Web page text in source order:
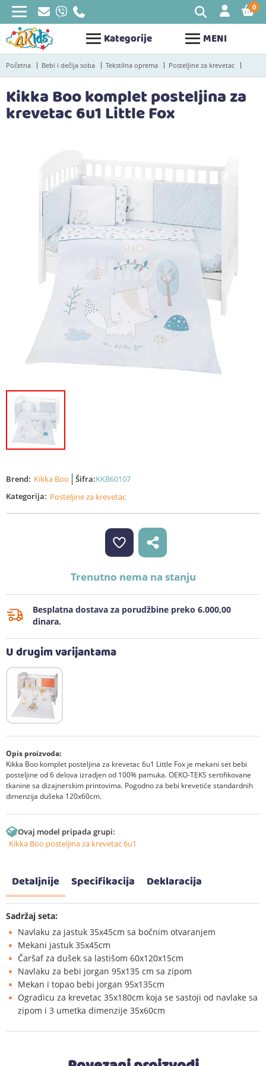
Kategorije MENI
0
Početna Bebi i dečija soba Tekstilna oprema Posteljine za krevetac
Kikka Boo komplet posteljina za
krevetac 6u1 Little Fox
Brend: Kikka Boo Šifra:KKB60107
Kategorija: Posteljine za krevetac
Trenutno nema na stanju
Besplatna dostava za porudžbine preko 6.000,00
dinara.
U drugim varijantama
Opis proizvoda:
Kikka Boo komplet posteljina za krevetac 6u1 Little Fox je mekani set bebi
posteljine od 6 delova izradjen od 100% pamuka. OEKO-TEKS sertifikovane
tkanine sa dizajnerskim printovima. Pogodno za bebi krevetiće standardnih
dimenzija dušeka 120x60cm.
Ovaj model pripada grupi:
Kikka Boo posteljina za krevetac 6u1
Detaljnije Specifikacija Deklaracija
Sadržaj seta:
Navlaku za jastuk 35x45cm sa bočnim otvaranjem
Mekani jastuk 35x45cm
Čaršaf za dušek sa lastišom 60x120x15cm
Navlaku za bebi jorgan 95x135 cm sa zipom
Mekan i topao bebi jorgan 95x135cm
Ogradicu za krevetac 35x180cm koja se sastoji od navlake sa
zipom i 3 umetka dimenzije 35x60cm